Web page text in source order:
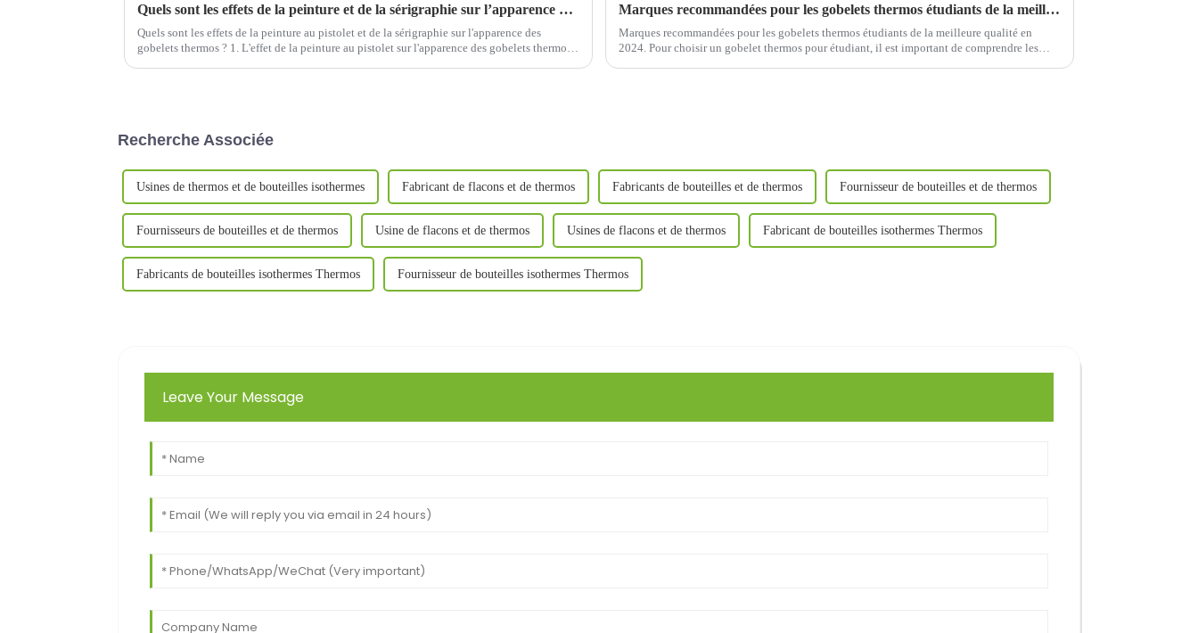
Quels sont les effets de la peinture et de la sérigraphie sur l’apparence de la tasse thermos ?
Quels sont les effets de la peinture au pistolet et de la sérigraphie sur l'apparence des
gobelets thermos ? 1. L'effet de la peinture au pistolet sur l'apparence des gobelets thermos
Marques recommandées pour les gobelets thermos étudiants de la meilleure qualité en 2024
Marques recommandées pour les gobelets thermos étudiants de la meilleure qualité en
2024. Pour choisir un gobelet thermos pour étudiant, il est important de comprendre les
Recherche Associée
Usines de thermos et de bouteilles isothermes Fabricant de flacons et de thermos Fabricants de bouteilles et de thermos Fournisseur de bouteilles et de thermos
Fournisseurs de bouteilles et de thermos Usine de flacons et de thermos Usines de flacons et de thermos Fabricant de bouteilles isothermes Thermos
Fabricants de bouteilles isothermes Thermos Fournisseur de bouteilles isothermes Thermos
Leave Your Message